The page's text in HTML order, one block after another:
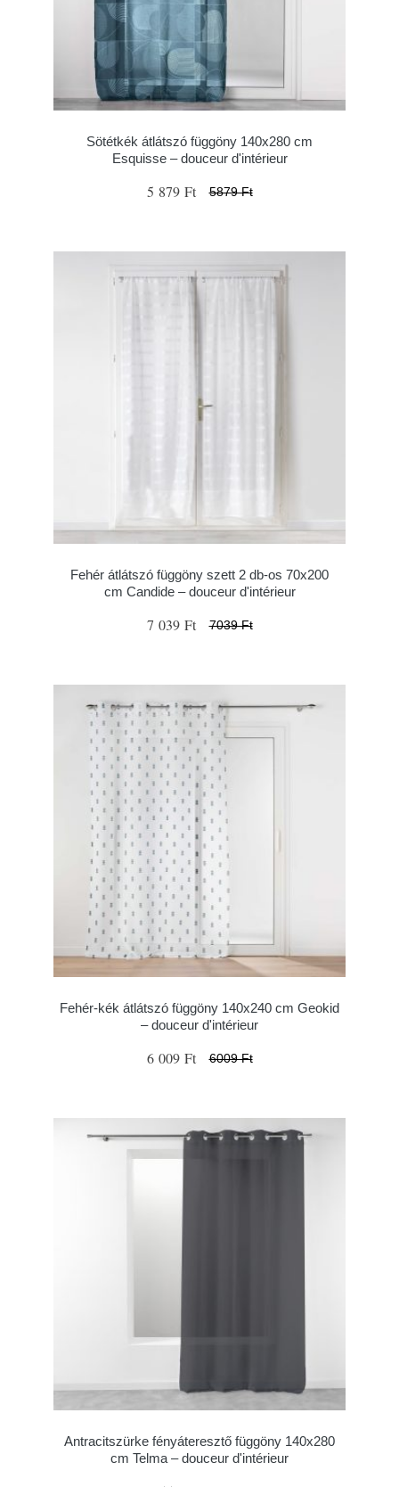
Sötétkék átlátszó függöny 140x280 cm
Esquisse – douceur d'intérieur
5 879 Ft 5879 Ft
Fehér átlátszó függöny szett 2 db-os 70x200
cm Candide – douceur d'intérieur
7 039 Ft 7039 Ft
Fehér-kék átlátszó függöny 140x240 cm Geokid
– douceur d'intérieur
6 009 Ft 6009 Ft
Antracitszürke fényáteresztő függöny 140x280
cm Telma – douceur d'intérieur